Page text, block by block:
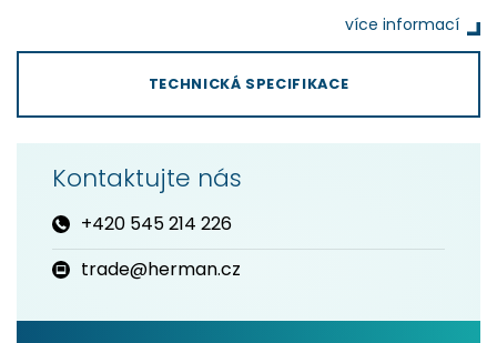
více informací
TECHNICKÁ SPECIFIKACE
Kontaktujte nás
+420 545 214 226
trade@herman.cz